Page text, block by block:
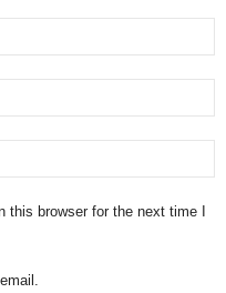
browser for the next time I